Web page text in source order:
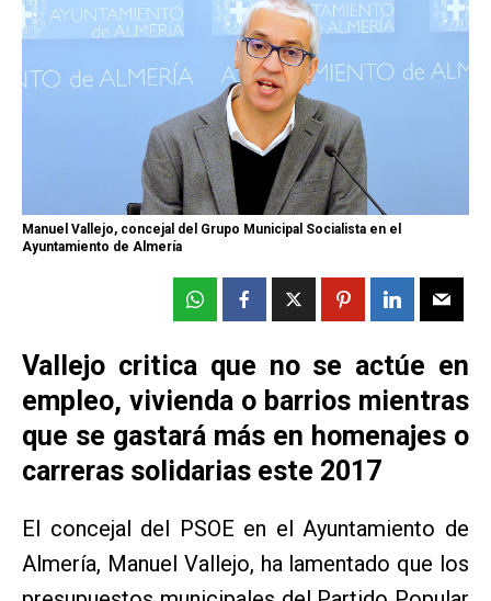
Manuel Vallejo, concejal del Grupo Municipal Socialista en el
Ayuntamiento de Almería
Vallejo critica que no se actúe en
empleo, vivienda o barrios mientras
que se gastará más en homenajes o
carreras solidarias este 2017
El concejal del PSOE en el Ayuntamiento de
Almería, Manuel Vallejo, ha lamentado que los